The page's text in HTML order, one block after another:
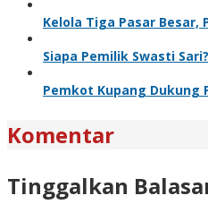
Kelola Tiga Pasar Besar,
Siapa Pemilik Swasti
Pemkot Kupang Dukung
Komentar
Tinggalkan